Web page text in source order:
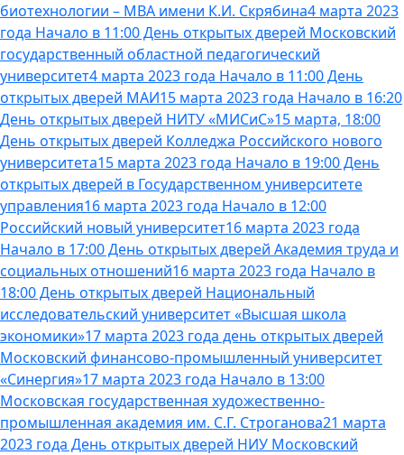
биотехнологии – МВА имени К.И. Скрябина4 марта 2023
года Начало в 11:00 День открытых дверей Московский
государственный областной педагогический
университет4 марта 2023 года Начало в 11:00 День
открытых дверей МАИ15 марта 2023 года Начало в 16:20
День открытых дверей НИТУ «МИСиС»15 марта, 18:00
День открытых дверей Колледжа Российского нового
университета15 марта 2023 года Начало в 19:00 День
открытых дверей в Государственном университете
управления16 марта 2023 года Начало в 12:00
Российский новый университет16 марта 2023 года
Начало в 17:00 День открытых дверей Академия труда и
социальных отношений16 марта 2023 года Начало в
18:00 День открытых дверей Национальный
исследовательский университет «Высшая школа
экономики»17 марта 2023 года день открытых дверей
Московский финансово-промышленный университет
«Синергия»17 марта 2023 года Начало в 13:00
Московская государственная художественно-
промышленная академия им. С.Г. Строганова21 марта
2023 года День открытых дверей НИУ Московский